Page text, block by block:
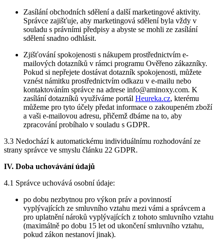
Zasílání obchodních sdělení a další marketingové aktivity.
Správce zajišťuje, aby marketingová sdělení byla vždy v
souladu s právními předpisy a abyste se mohli ze zasílání
sdělení snadno odhlásit.
Zjišťování spokojenosti s nákupem prostřednictvím e-
mailových dotazníků v rámci programu Ověřeno zákazníky.
Pokud si nepřejete dostávat dotazník spokojenosti, můžete
vznést námitku prostřednictvím odkazu v e-mailu nebo
kontaktováním správce na adrese info@aminoxy.com. K
zasílání dotazníků využíváme portál Heureka.cz, kterému
můžeme pro tyto účely předat informace o zakoupeném zboží
a vaši e-mailovou adresu, přičemž dbáme na to, aby
zpracování probíhalo v souladu s GDPR.
3.3 Nedochází k automatickému individuálnímu rozhodování ze
strany správce ve smyslu článku 22 GDPR.
IV. Doba uchovávání údajů
4.1 Správce uchovává osobní údaje:
po dobu nezbytnou pro výkon práv a povinností
vyplývajících ze smluvního vztahu mezi vámi a správcem a
pro uplatnění nároků vyplývajících z tohoto smluvního vztahu
(maximálně po dobu 15 let od ukončení smluvního vztahu,
pokud zákon nestanoví jinak).